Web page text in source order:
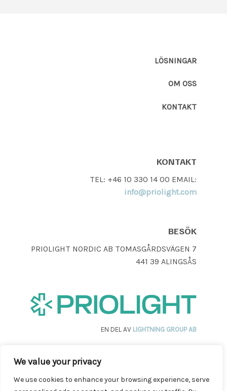
We value your privacy
We use cookies to enhance your browsing experience, serve
LÖSNINGAR
OM OSS
KONTAKT
KONTAKT
TEL: +46 10 330 14 00 EMAIL:
info@priolight.com
BESÖK
PRIOLIGHT NORDIC AB TOMASGÅRDSVÄGEN 7
441 39 ALINGSÅS
EN DEL AV LIGHTNING GROUP AB